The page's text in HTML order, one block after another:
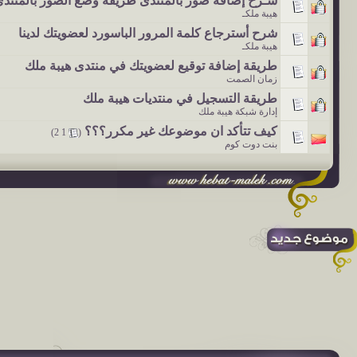
هيبة ملكـ
شرح أسترجاع كلمة المرور الباسورد لعضويتك لدينا
هيبة ملكـ
طريقة إضافة توقيع لعضويتك في منتدى هيبة ملك
زمان الصمت
طريقة التسجيل في منتديات هيبة ملك
إدارة شبكة هيبة ملك
كيف تتأكد ان موضوعك غير مكرر؟؟؟ (
1
2
)
بنت دوت كوم